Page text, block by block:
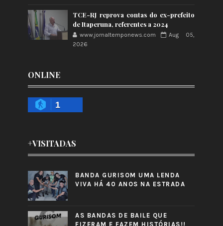
TCE-RJ reprova contas do ex-prefeito
de Itaperuna, referentes a 2024
www.jornaltemponews.com
Aug 05,
2026
ONLINE
1
+VISITADAS
BANDA GURISOM UMA LENDA
VIVA HÁ 40 ANOS NA ESTRADA
AS BANDAS DE BAILE QUE
FIZERAM E FAZEM HISTÓRIAS!!